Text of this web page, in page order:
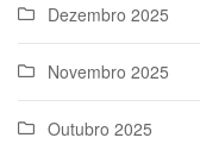
Dezembro 2025
Novembro 2025
Outubro 2025